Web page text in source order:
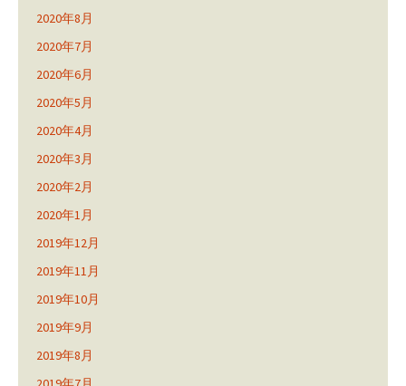
2020年8月
2020年7月
2020年6月
2020年5月
2020年4月
2020年3月
2020年2月
2020年1月
2019年12月
2019年11月
2019年10月
2019年9月
2019年8月